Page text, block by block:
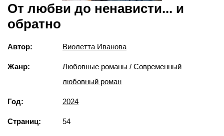
От любви до ненависти... и
обратно
Автор: Виолетта Иванова
Жанр: Любовные романы / Современный
любовный роман
Год: 2024
Страниц: 54